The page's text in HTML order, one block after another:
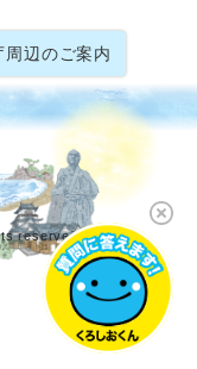
周辺のご案内
reserved.